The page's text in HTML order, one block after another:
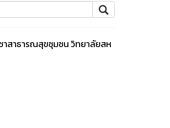
าสาธารณสุขชุมชน วิทยาลัยสห